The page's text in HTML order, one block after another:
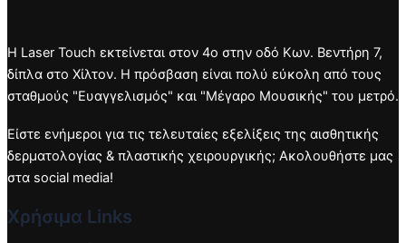
Η Laser Touch εκτείνεται στον 4ο στην οδό Κων. Βεντήρη 7,
δίπλα στο Χίλτον. Η πρόσβαση είναι πολύ εύκολη από τους
σταθμούς "Ευαγγελισμός" και "Μέγαρο Μουσικής" του μετρό.
Είστε ενήμεροι για τις τελευταίες εξελίξεις της αισθητικής
δερματολογίας & πλαστικής χειρουργικής; Ακολουθήστε μας
στα social media!
Χρήσιμα Links